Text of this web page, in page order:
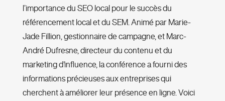
l’importance du SEO local pour le succès du
référencement local et du SEM. Animé par Marie-
Jade Fillion, gestionnaire de campagne, et Marc-
André Dufresne, directeur du contenu et du
marketing d'influence, la conférence a fourni des
informations précieuses aux entreprises qui
cherchent à améliorer leur présence en ligne. Voici